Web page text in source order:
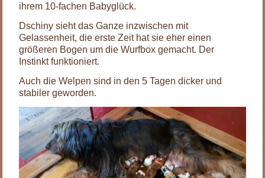
ihrem 10-fachen Babyglück.
Dschiny sieht das Ganze inzwischen mit
Gelassenheit, die erste Zeit hat sie eher einen
größeren Bogen um die Wurfbox gemacht. Der
Instinkt funktioniert.
Auch die Welpen sind in den 5 Tagen dicker und
stabiler geworden.